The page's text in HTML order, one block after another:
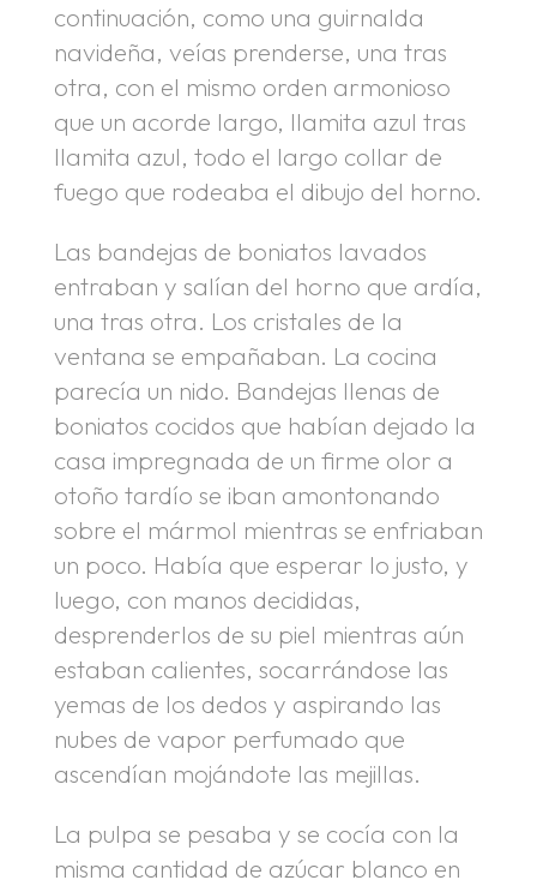
continuación, como una guirnalda
navideña, veías prenderse, una tras
otra, con el mismo orden armonioso
que un acorde largo, llamita azul tras
llamita azul, todo el largo collar de
fuego que rodeaba el dibujo del horno.
Las bandejas de boniatos lavados
entraban y salían del horno que ardía,
una tras otra. Los cristales de la
ventana se empañaban. La cocina
parecía un nido. Bandejas llenas de
boniatos cocidos que habían dejado la
casa impregnada de un firme olor a
otoño tardío se iban amontonando
sobre el mármol mientras se enfriaban
un poco. Había que esperar lo justo, y
luego, con manos decididas,
desprenderlos de su piel mientras aún
estaban calientes, socarrándose las
yemas de los dedos y aspirando las
nubes de vapor perfumado que
ascendían mojándote las mejillas.
La pulpa se pesaba y se cocía con la
misma cantidad de azúcar blanco en